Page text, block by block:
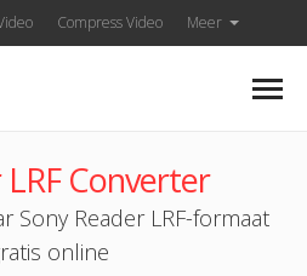
Compress Video Meer
Converter
Sony Reader LRF-formaat
online